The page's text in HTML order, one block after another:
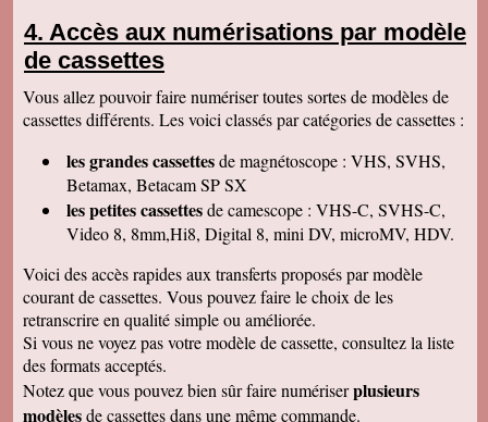
par votre société, j'ai décidé de vous confier les
miennes. Après avoir reçu ma commande, j'ai
été de nouveau bluffée par la qualité des
parlerai de vous si l'occasion se présente.
Cordialement.
Merci beaucoup et félicitations pour le suivi de
vos clients. Je ne manquerai pas de vous
contacter pour vous donner des nouvelles.
Cordialement
Chantal S
beau souvenir de mes parents merci beaucoup
tres cordialement
Jean V
Toutes mes felicitations. Tout est parfait :
accueil, suivi, traitement et résultat de mes
transferts de cassettes vhs. Merci merci ! A très
bientôt parce que j'ai des diapos a numeriser
mais il faut que je fasse un tri avant. Bonnes
Accès aux numérisations par modèle
de cassettes
Vous allez pouvoir faire numériser toutes sortes de modèles de
cassettes différents. Les voici classés par catégories de cassettes :
les grandes cassettesde magnétoscope : VHS, SVHS,
Betamax, Betacam SP SX
les petites cassettesde camescope : VHS-C, SVHS-C,
Video 8, 8mm,Hi8, Digital 8, mini DV, microMV, HDV.
Voici des accès rapides aux transferts proposés par modèle
courant de cassettes. Vous pouvez faire le choix de les
retranscrire en qualité simple ou améliorée.
Si vous ne voyez pas votre modèle de cassette, consultez la liste
des formats acceptés.
Notez que vous pouvez bien sûr faire numériserplusieurs
modèlesde cassettes dans une même commande.